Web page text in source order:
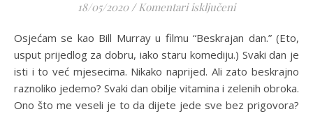
18/05/2020 / Komentari isključeniza Proljetna jaja
Osjećam se kao Bill Murray u filmu “Beskrajan dan.” (Eto,
usput prijedlog za dobru, iako staru komediju.) Svaki dan je
isti i to već mjesecima. Nikako naprijed. Ali zato beskrajno
raznoliko jedemo? Svaki dan obilje vitamina i zelenih obroka.
Ono što me veseli je to da dijete jede sve bez prigovora?